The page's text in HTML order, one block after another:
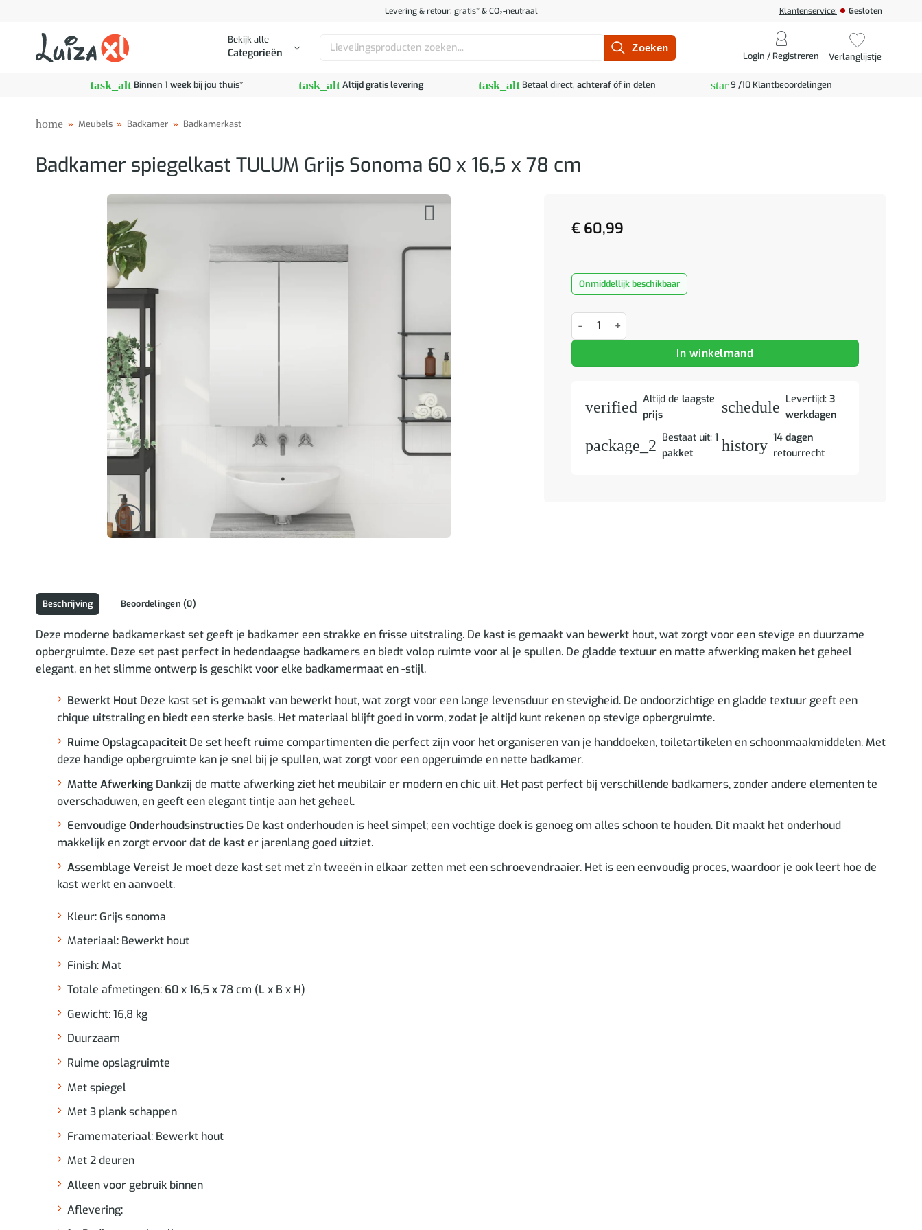
Levering & retour: gratis* & CO₂-neutraal Klantenservice: Gesloten
Bekijk alle
Categorieën
Zoeken
Login / Registreren Verlanglijstje
task_altBinnen 1 weekbij jou thuis* task_altAltijd gratis levering task_alt Betaal direct, achterafóf in delen star9 /10 Klantbeoordelingen
home » Meubels » Badkamer » Badkamerkast
Badkamer spiegelkast TULUM Grijs Sonoma 60 x 16,5 x 78 cm
€ 60,99
Onmiddellijk beschikbaar
Badkamer spiegelkast TULUM Grijs Sonoma 60 x 16,5 x 78 cm aantal
In winkelmand
verified Altijd de laagste
prijs
schedule Levertijd:3
werkdagen
package_2 Bestaat uit: 1
pakket
history 14 dagen
retourrecht
Beschrijving Beoordelingen (0)
Deze moderne badkamerkast set geeft je badkamer een strakke en frisse uitstraling. De kast is gemaakt van bewerkt hout, wat zorgt voor een stevige en duurzame
opbergruimte. Deze set past perfect in hedendaagse badkamers en biedt volop ruimte voor al je spullen. De gladde textuur en matte afwerking maken het geheel
elegant, en het slimme ontwerp is geschikt voor elke badkamermaat en -stijl.
Bewerkt HoutDeze kast set is gemaakt van bewerkt hout, wat zorgt voor een lange levensduur en stevigheid. De ondoorzichtige en gladde textuur geeft een
chique uitstraling en biedt een sterke basis. Het materiaal blijft goed in vorm, zodat je altijd kunt rekenen op stevige opbergruimte.
Ruime OpslagcapaciteitDe set heeft ruime compartimenten die perfect zijn voor het organiseren van je handdoeken, toiletartikelen en schoonmaakmiddelen. Met
deze handige opbergruimte kan je snel bij je spullen, wat zorgt voor een opgeruimde en nette badkamer.
Matte AfwerkingDankzij de matte afwerking ziet het meubilair er modern en chic uit. Het past perfect bij verschillende badkamers, zonder andere elementen te
overschaduwen, en geeft een elegant tintje aan het geheel.
Eenvoudige OnderhoudsinstructiesDe kast onderhouden is heel simpel; een vochtige doek is genoeg om alles schoon te houden. Dit maakt het onderhoud
makkelijk en zorgt ervoor dat de kast er jarenlang goed uitziet.
Assemblage VereistJe moet deze kast set met z’n tweeën in elkaar zetten met een schroevendraaier. Het is een eenvoudig proces, waardoor je ook leert hoe de
kast werkt en aanvoelt.
Kleur: Grijs sonoma
Materiaal: Bewerkt hout
Finish: Mat
Totale afmetingen: 60 x 16,5 x 78 cm (L x B x H)
Gewicht: 16,8 kg
Duurzaam
Ruime opslagruimte
Met spiegel
Met 3 plank schappen
Framemateriaal: Bewerkt hout
Met 2 deuren
Alleen voor gebruik binnen
Aflevering: